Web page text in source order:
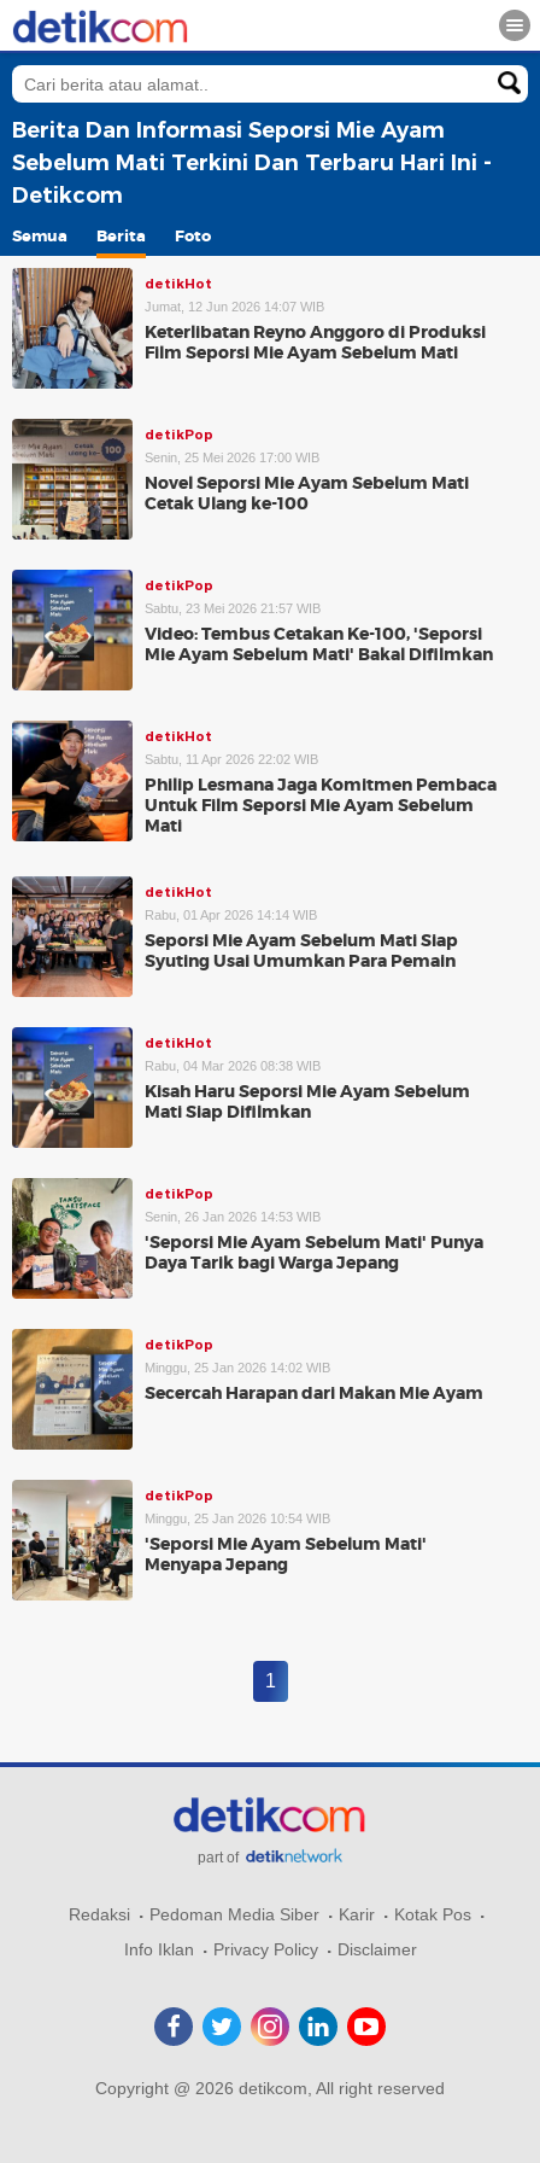
Berita Dan Informasi Seporsi Mie Ayam
Sebelum Mati Terkini Dan Terbaru Hari Ini -
Detikcom
Semua Berita Foto
detikHot
Jumat, 12 Jun 2026 14:07 WIB
Keterlibatan Reyno Anggoro di Produksi
Film Seporsi Mie Ayam Sebelum Mati
detikPop
Senin, 25 Mei 2026 17:00 WIB
Novel Seporsi Mie Ayam Sebelum Mati
Cetak Ulang ke-100
detikPop
Sabtu, 23 Mei 2026 21:57 WIB
Video: Tembus Cetakan Ke-100, 'Seporsi
Mie Ayam Sebelum Mati' Bakal Difilmkan
detikHot
Sabtu, 11 Apr 2026 22:02 WIB
Philip Lesmana Jaga Komitmen Pembaca
Untuk Film Seporsi Mie Ayam Sebelum
Mati
detikHot
Rabu, 01 Apr 2026 14:14 WIB
Seporsi Mie Ayam Sebelum Mati Siap
Syuting Usai Umumkan Para Pemain
detikHot
Rabu, 04 Mar 2026 08:38 WIB
Kisah Haru Seporsi Mie Ayam Sebelum
Mati Siap Difilmkan
detikPop
Senin, 26 Jan 2026 14:53 WIB
'Seporsi Mie Ayam Sebelum Mati' Punya
Daya Tarik bagi Warga Jepang
detikPop
Minggu, 25 Jan 2026 14:02 WIB
Secercah Harapan dari Makan Mie Ayam
detikPop
Minggu, 25 Jan 2026 10:54 WIB
'Seporsi Mie Ayam Sebelum Mati'
Menyapa Jepang
1
part of
Redaksi Pedoman Media Siber Karir
Kotak Pos
Info Iklan
Privacy Policy Disclaimer
Copyright @ 2026 detikcom, All right reserved